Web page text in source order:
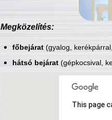
Megközelítés:
főbejárat(gyalog,
hátsó bejárat(gépkocsival,
This page